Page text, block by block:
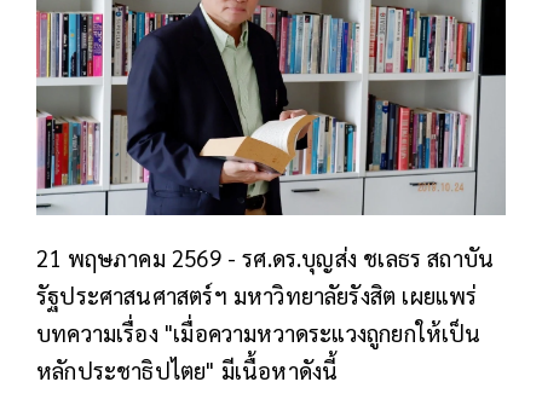
21 พฤษภาคม 2569 - รศ.ดร.บุญส่ง ชเลธร สถาบัน
รัฐประศาสนศาสตร์ฯ มหาวิทยาลัยรังสิต เผยแพร่
บทความเรื่อง "เมื่อความหวาดระแวงถูกยกให้เป็น
หลักประชาธิปไตย" มีเนื้อหาดังนี้